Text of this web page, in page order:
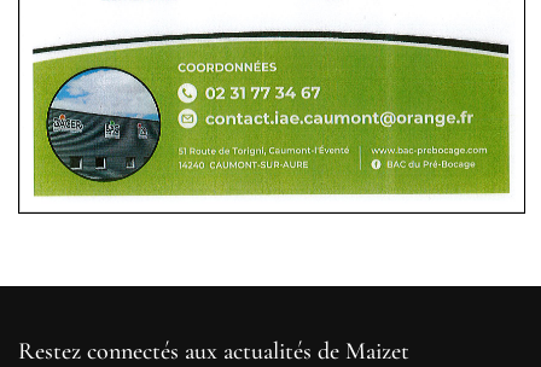
Restez connectés aux actualités de Maizet